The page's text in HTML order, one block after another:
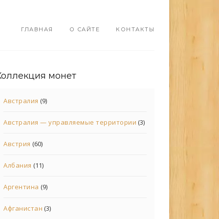
ГЛАВНАЯ О САЙТЕ КОНТАКТЫ
монет
Австралия (9)
Австралия — управляемые территории (3)
Австрия (60)
Албания (11)
Аргентина (9)
Афганистан (3)